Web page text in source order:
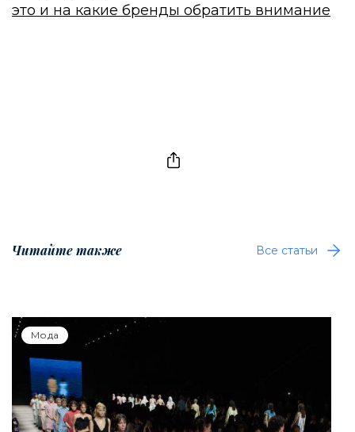
это и на какие бренды обратить внимание
Читайте также Все статьи